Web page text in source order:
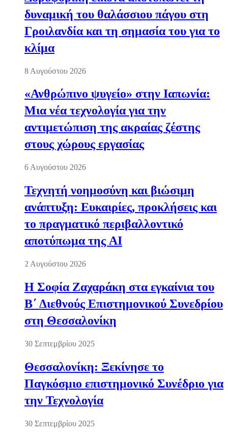
δυναμική του θαλάσσιου πάγου στη
Γροιλανδία και τη σημασία του για το
κλίμα
8 Αυγούστου 2026
«Ανθρώπινο ψυγείο» στην Ιαπωνία:
Μια νέα τεχνολογία για την
αντιμετώπιση της ακραίας ζέστης
στους χώρους εργασίας
6 Αυγούστου 2026
Τεχνητή νοημοσύνη και βιώσιμη
ανάπτυξη: Ευκαιρίες, προκλήσεις και
το πραγματικό περιβαλλοντικό
αποτύπωμα της AI
2 Αυγούστου 2026
Η Σοφία Ζαχαράκη στα εγκαίνια του
Β΄ Διεθνούς Επιστημονικού Συνεδρίου
στη Θεσσαλονίκη
30 Σεπτεμβρίου 2025
Θεσσαλονίκη: Ξεκίνησε το
Παγκόσμιο επιστημονικό Συνέδριο για
την Τεχνολογία
30 Σεπτεμβρίου 2025